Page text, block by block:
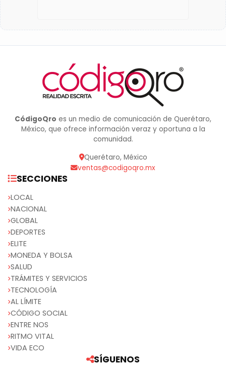
CódigoQro es un medio de comunicación de Querétaro,
México, que ofrece información veraz y oportuna a la
comunidad.
Querétaro, México
ventas@codigoqro.mx
SECCIONES
LOCAL
NACIONAL
GLOBAL
DEPORTES
ELITE
MONEDA Y BOLSA
SALUD
TRÁMITES Y SERVICIOS
TECNOLOGÍA
AL LÍMITE
CÓDIGO SOCIAL
ENTRE NOS
RITMO VITAL
VIDA ECO
SÍGUENOS